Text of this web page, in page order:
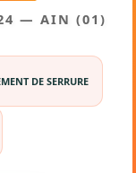
24 — AIN (01)
DE SERRURE